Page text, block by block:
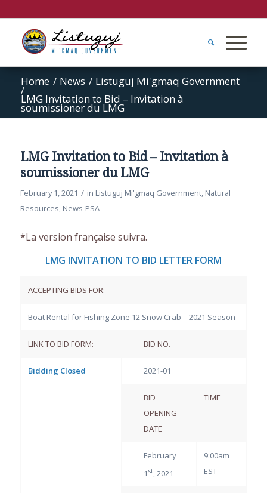
Home / News / Listuguj Mi'gmaq Government
/
LMG Invitation to Bid – Invitation à
soumissioner du LMG
LMG Invitation to Bid – Invitation à
soumissioner du LMG
February 1, 2021 / in Listuguj Mi'gmaq Government, Natural
Resources, News-PSA
*La version française suivra.
LMG INVITATION TO BID LETTER FORM
ACCEPTING BIDS FOR:
Boat Rental for Fishing Zone 12 Snow Crab – 2021 Season
LINK TO BID FORM: BID NO.
Bidding Closed 2021-01
BID
OPENING
DATE
TIME
February
1 st, 2021
9:00am
EST